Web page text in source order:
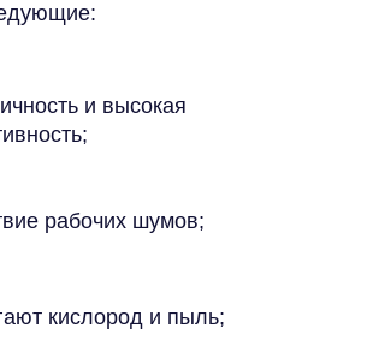
и высокая
рабочих шумов;
кислород и пыль;